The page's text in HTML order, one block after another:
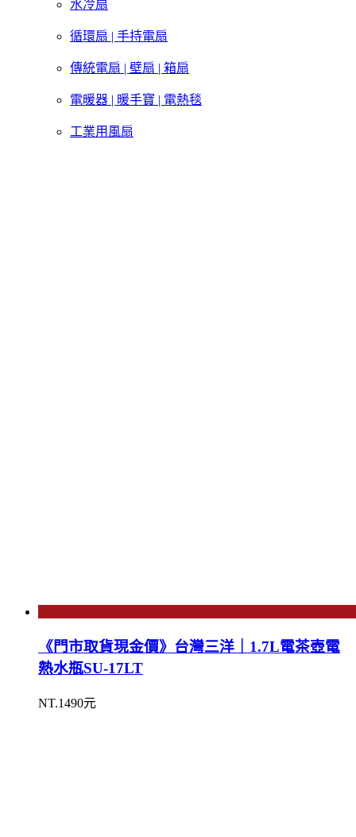
水冷扇
循環扇 | 手持電扇
傳統電扇 | 壁扇 | 箱扇
電暖器 | 暖手寶 | 電熱毯
工業用風扇
《門市取貨現金價》台灣三洋｜1.7L電茶壺電
熱水瓶SU-17LT
NT.1490元